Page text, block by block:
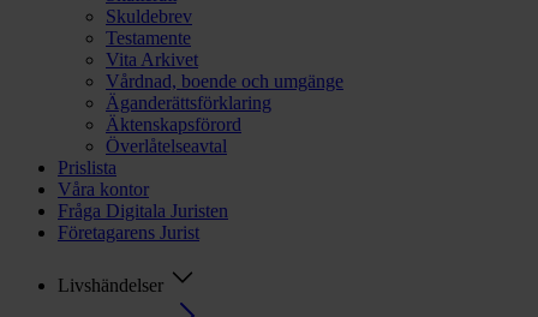
Skuldebrev
Testamente
Vita Arkivet
Vårdnad, boende och umgänge
Äganderättsförklaring
Äktenskapsförord
Överlåtelseavtal
Prislista
Våra kontor
Fråga Digitala Juristen
Företagarens Jurist
Livshändelser